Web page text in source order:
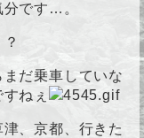
です…。
だ乗車していな
ねぇ
、京都、行きた